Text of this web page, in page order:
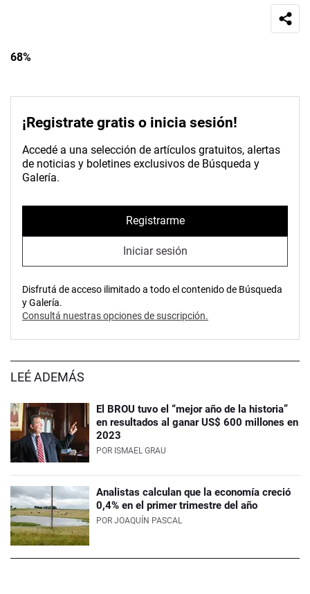
68%
¡Registrate gratis o inicia sesión!
Accedé a una selección de artículos gratuitos, alertas
de noticias y boletines exclusivos de Búsqueda y
Galería.
Registrarme
Iniciar sesión
Disfrutá de acceso ilimitado a todo el contenido de Búsqueda
y Galería.
Consultá nuestras opciones de suscripción.
LEÉ ADEMÁS
El BROU tuvo el “mejor año de la historia”
en resultados al ganar US$ 600 millones en
2023
POR ISMAEL GRAU
Analistas calculan que la economía creció
0,4% en el primer trimestre del año
POR JOAQUÍN PASCAL